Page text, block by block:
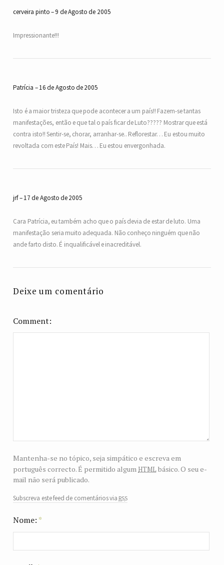
cerveira pinto 9 de Agosto de 2005
Impressionante!!!
Patrícia 16 de Agosto de 2005
Isto é a maior tristeza que pode acontecer a um país!! Fazem-se tantas
manifestações, então e que tal o país ficar de Luto????? Mostrar que está
contra isto!! Sentir-se, chorar, arranhar-se.. Reflorestar… Eu estou muito
revoltada com este País! Mais… Eu estou envergonhada.
jrf 17 de Agosto de 2005
Cara Patrícia, eu também acho que o país devia de estar de luto. Uma
manifestação seria muito adequada. Não conheço ninguém que não
ande farto disto. É inqualificável e inacreditável.
Deixe um comentário
Comment
Mantenha-se no tópico, seja simpático e escreva em
português correcto. É permitido algum htmlbásico. O seu e-
mail não será publicado.
Subscreva este feed de comentários via rss
Nome: *